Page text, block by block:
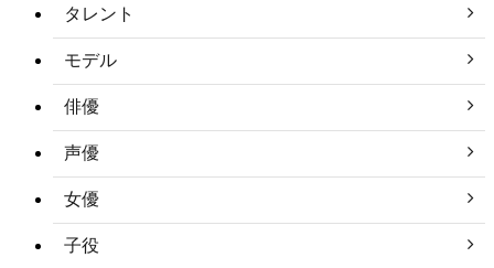
タレント
モデル
俳優
声優
女優
子役